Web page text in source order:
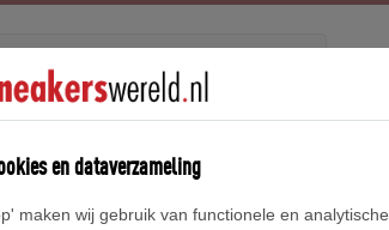
Nike Romaleos Sneakers
en dataverzameling
maken wij gebruik van functionele en analytische